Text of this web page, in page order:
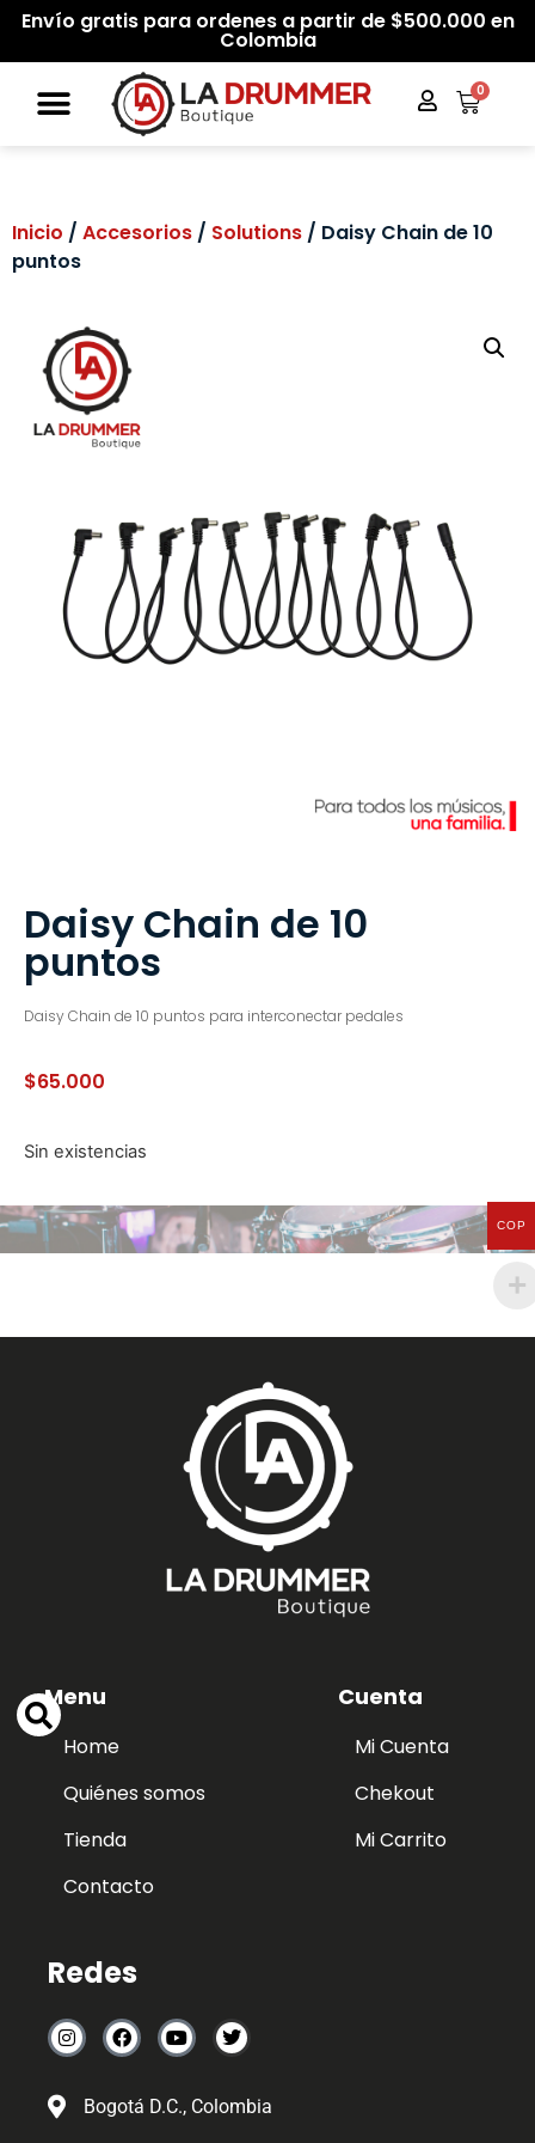
Envío gratis para ordenes a partir de $500.000 en
Colombia
0
Inicio / Accesorios / Solutions / Daisy Chain de 10
puntos
Daisy Chain de 10
puntos
Daisy Chain de 10 puntos para interconectar pedales
$65.000
Sin existencias
Menu
Home
Quiénes somos
Tienda
Contacto
Cuenta
Mi Cuenta
Chekout
Mi Carrito
Redes
Bogotá D.C., Colombia
COP